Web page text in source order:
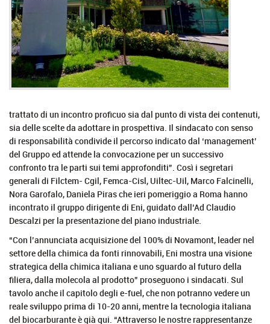
trattato di un incontro proficuo sia dal punto di vista dei contenuti,
sia delle scelte da adottare in prospettiva. Il sindacato con senso
di responsabilità condivide il percorso indicato dal ‘management’
del Gruppo ed attende la convocazione per un successivo
confronto tra le parti sui temi approfonditi”. Così i segretari
generali di Filctem- Cgil, Femca-Cisl, Uiltec-Uil, Marco Falcinelli,
Nora Garofalo, Daniela Piras che ieri pomeriggio a Roma hanno
incontrato il gruppo dirigente di Eni, guidato dall’Ad Claudio
Descalzi per la presentazione del piano industriale.
“Con l’annunciata acquisizione del 100% di Novamont, leader nel
settore della chimica da fonti rinnovabili, Eni mostra una visione
strategica della chimica italiana e uno sguardo al futuro della
filiera, dalla molecola al prodotto” proseguono i sindacati. Sul
tavolo anche il capitolo degli e-fuel, che non potranno vedere un
reale sviluppo prima di 10-20 anni, mentre la tecnologia italiana
del biocarburante è già qui. “Attraverso le nostre rappresentanze